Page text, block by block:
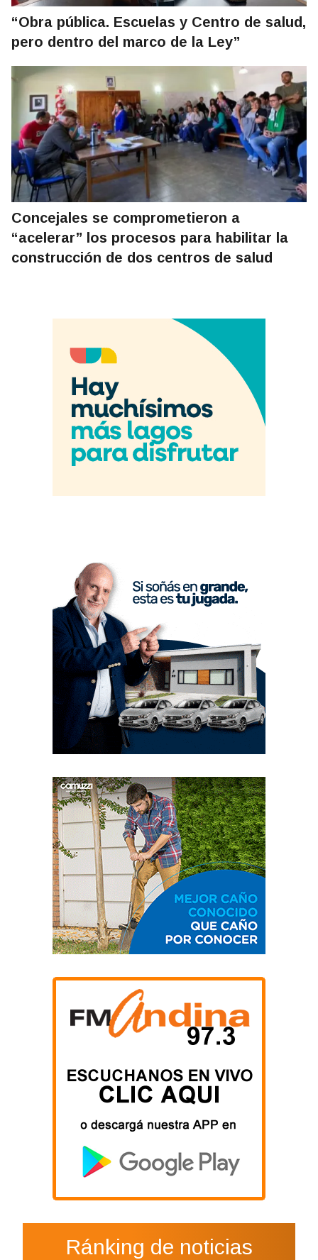
“Obra pública. Escuelas y Centro de salud,
pero dentro del marco de la Ley”
Concejales se comprometieron a
“acelerar” los procesos para habilitar la
construcción de dos centros de salud
Ránking de noticias